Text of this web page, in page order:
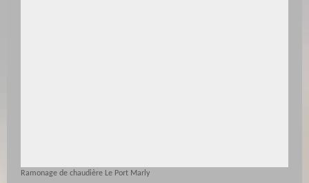
Ramonage de chaudière Le Port Marly